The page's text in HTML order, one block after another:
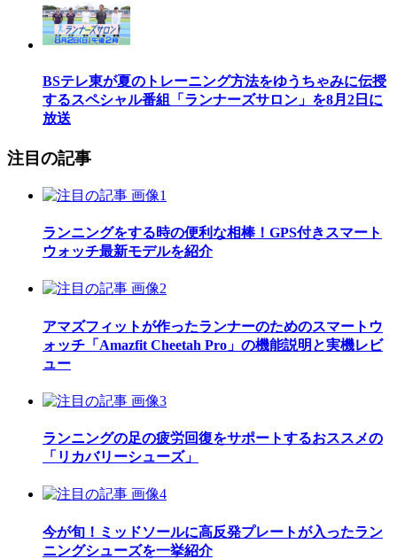
BSテレ東が夏のトレーニング方法をゆうちゃみに伝授
するスペシャル番組「ランナーズサロン」を8月2日に
放送
注目の記事
ランニングをする時の便利な相棒！GPS付きスマート
ウォッチ最新モデルを紹介
アマズフィットが作ったランナーのためのスマートウ
ォッチ「Amazfit Cheetah Pro」の機能説明と実機レビ
ュー
ランニングの足の疲労回復をサポートするおススメの
「リカバリーシューズ」
今が旬！ミッドソールに高反発プレートが入ったラン
ニングシューズを一挙紹介